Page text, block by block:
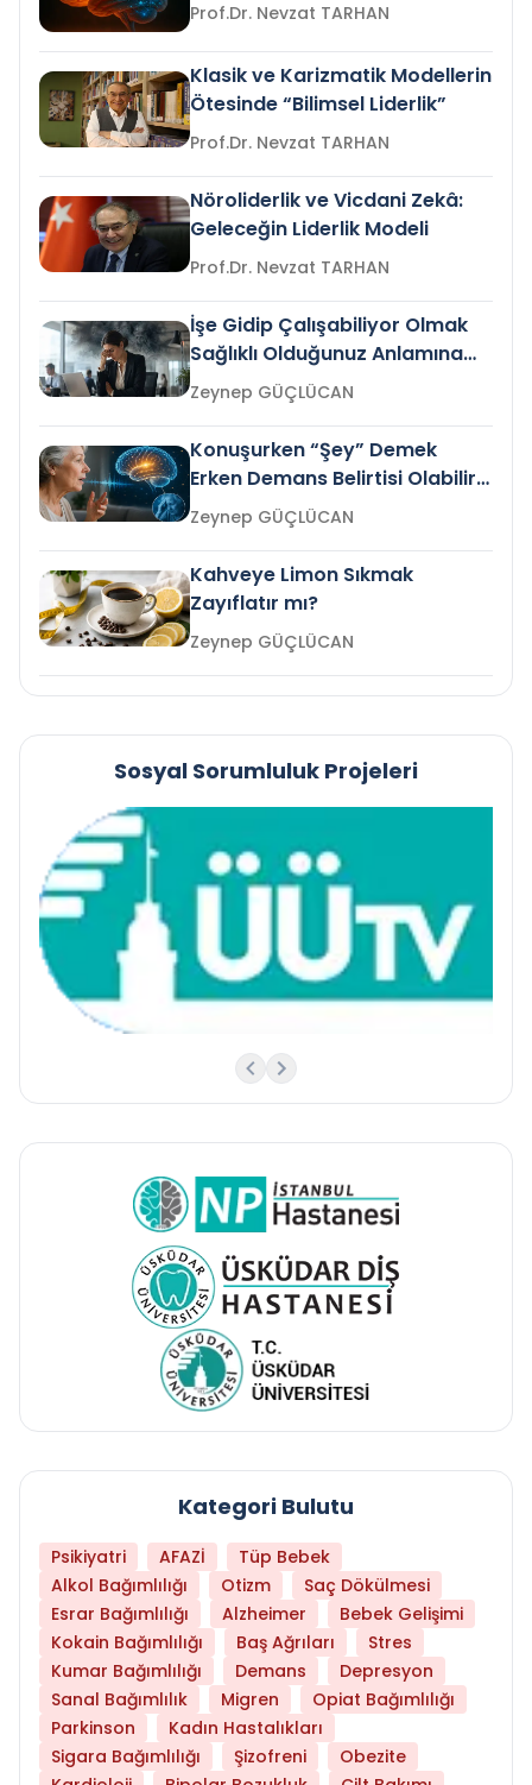
Prof.Dr. Nevzat TARHAN
Klasik ve Karizmatik Modellerin
Ötesinde “Bilimsel Liderlik”
Prof.Dr. Nevzat TARHAN
Nöroliderlik ve Vicdani Zekâ:
Geleceğin Liderlik Modeli
Prof.Dr. Nevzat TARHAN
İşe Gidip Çalışabiliyor Olmak
Sağlıklı Olduğunuz Anlamına
Gelir mi?Zeynep GÜÇLÜCAN
Konuşurken “Şey” Demek
Erken Demans Belirtisi Olabilir
mi?
Zeynep GÜÇLÜCAN
Kahveye Limon Sıkmak
Zayıflatır mı?
Zeynep GÜÇLÜCAN
Sosyal Sorumluluk Projeleri
Kategori Bulutu
Psikiyatri AFAZİ
Tüp Bebek
Alkol Bağımlılığı
Otizm
Saç Dökülmesi
Esrar Bağımlılığı
Alzheimer
Bebek Gelişimi
Kokain Bağımlılığı
Baş Ağrıları
Stres
Kumar Bağımlılığı
Demans
Depresyon
Sanal Bağımlılık
Migren
Opiat Bağımlılığı
Parkinson
Kadın Hastalıkları
Sigara Bağımlılığı
Şizofreni
Obezite